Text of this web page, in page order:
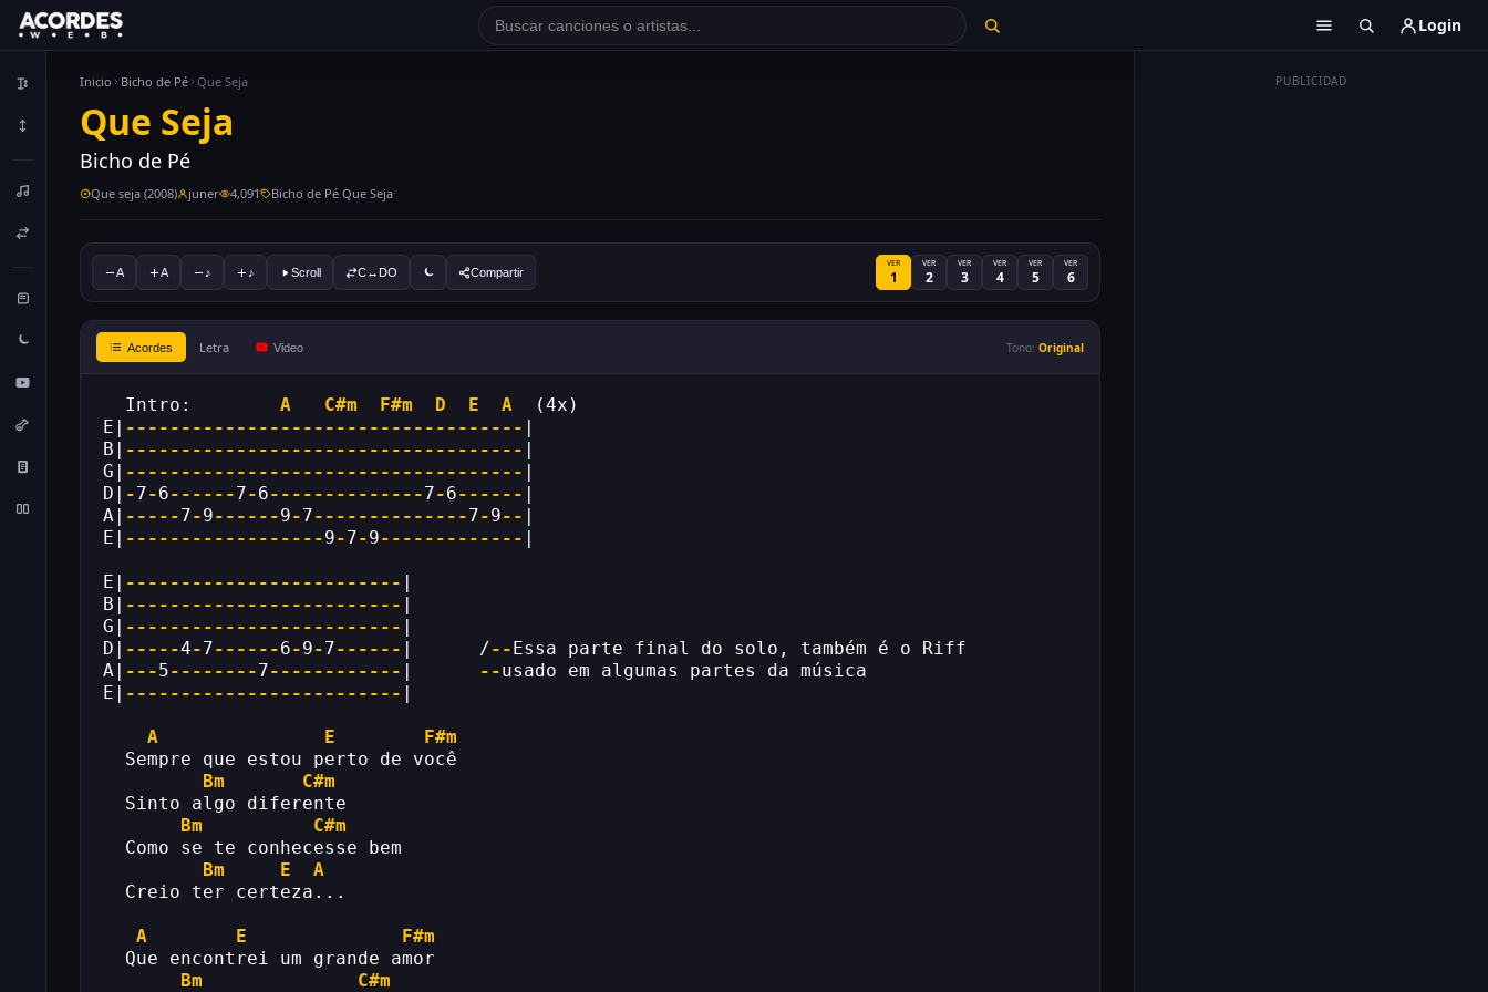
Login
PUBLICIDAD
Inicio Bicho de Pé Que Seja
Que Seja
Bicho de Pé
Que seja (2008) juner 4,091 Bicho de Pé Que Seja
A A ♪ ♪ Scroll C↔DO Compartir
VER
1
VER
2
VER
3
VER
4
VER
5
VER
6
Acordes Letra Video Tono: Original
Intro: A C#m F#m D E A (4x)
E| ------------------------------------ |
B| ------------------------------------ |
G| ------------------------------------ |
D| -7-6------7-6--------------7-6------ |
A| -----7-9------9-7--------------7-9-- |
E| ------------------9-7-9------------- |
E| ------------------------- |
B| ------------------------- |
G| ------------------------- |
D| -----4-7------6-9-7------ |      /--Essa parte final do solo, também é o Riff
A| ---5--------7------------ | --usado em algumas partes da música
E| ------------------------- |
A E
F#m
Sempre que estou perto de você
Bm
C#m
Sinto algo diferente
Bm
C#m
Como se te conhecesse bem
Bm
E
A
Creio ter certeza...
A E
F#m
Que encontrei um grande amor
Bm
C#m